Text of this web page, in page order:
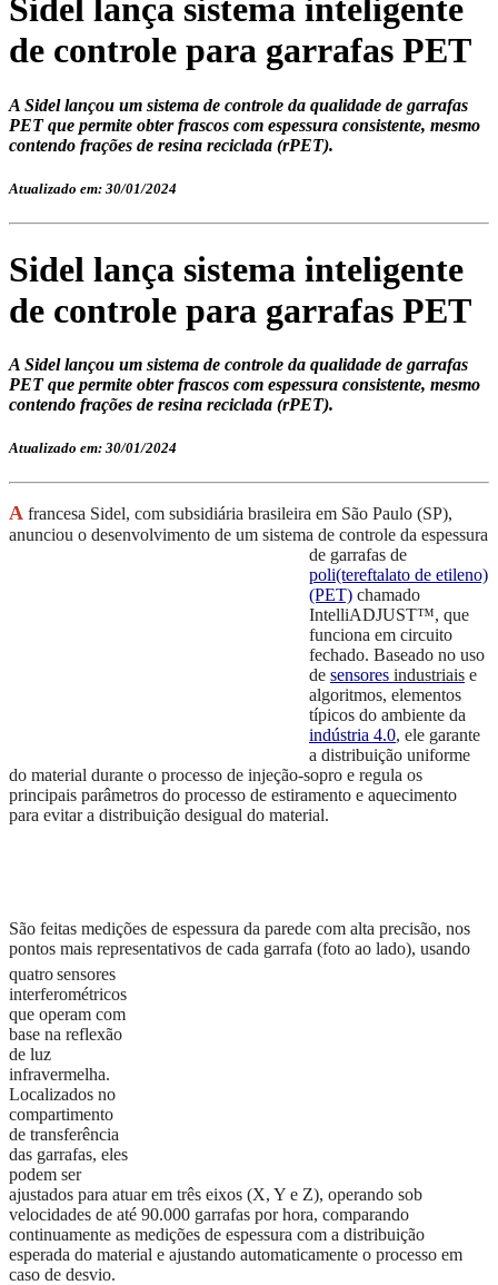
Sidel lança sistema inteligente
de controle para garrafas PET
A Sidel lançou um sistema de controle da qualidade de garrafas
PET que permite obter frascos com espessura consistente, mesmo
contendo frações de resina reciclada (rPET).
Atualizado em: 30/01/2024
Sidel lança sistema inteligente
de controle para garrafas PET
A Sidel lançou um sistema de controle da qualidade de garrafas
PET que permite obter frascos com espessura consistente, mesmo
contendo frações de resina reciclada (rPET).
Atualizado em: 30/01/2024
A francesa Sidel, com subsidiária brasileira em São Paulo (SP),
anunciou o desenvolvimento de um sistema de controle da espessura
de garrafas de
poli(tereftalato de etileno)
(PET) chamado
IntelliADJUST™, que
funciona em circuito
fechado. Baseado no uso
de sensores industriais e
algoritmos, elementos
típicos do ambiente da
indústria 4.0, ele garante
a distribuição uniforme
do material durante o processo de injeção-sopro e regula os
principais parâmetros do processo de estiramento e aquecimento
para evitar a distribuição desigual do material.
São feitas medições de espessura da parede com alta precisão, nos
pontos mais representativos de cada garrafa (foto ao lado), usando
quatrosensores
interferométricos
que operam com
base na reflexão
de luz
infravermelha.
Localizados no
compartimento
de transferência
das garrafas, eles
podem ser
ajustados para atuar em três eixos (X, Y e Z), operando sob
velocidades de até 90.000 garrafas por hora, comparando
continuamente as medições de espessura com a distribuição
esperada do material e ajustando automaticamente o processo em
caso de desvio.